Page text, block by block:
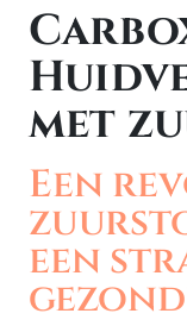
met
Een
een